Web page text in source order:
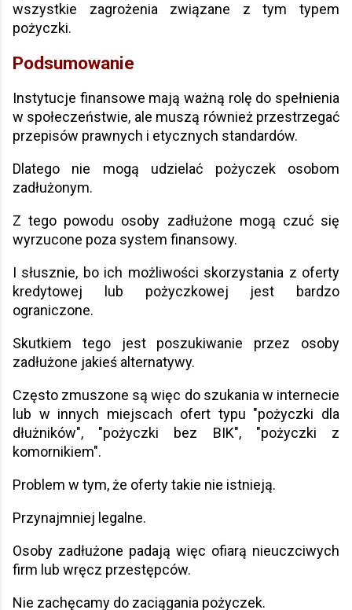
wszystkie zagrożenia związane z tym typem
pożyczki.
Podsumowanie
Instytucje finansowe mają ważną rolę do spełnienia
w społeczeństwie, ale muszą również przestrzegać
przepisów prawnych i etycznych standardów.
Dlatego nie mogą udzielać pożyczek osobom
zadłużonym.
Z tego powodu osoby zadłużone mogą czuć się
wyrzucone poza system finansowy.
I słusznie, bo ich możliwości skorzystania z oferty
kredytowej lub pożyczkowej jest bardzo
ograniczone.
Skutkiem tego jest poszukiwanie przez osoby
zadłużone jakieś alternatywy.
Często zmuszone są więc do szukania w internecie
lub w innych miejscach ofert typu "pożyczki dla
dłużników", "pożyczki bez BIK", "pożyczki z
komornikiem".
Problem w tym, że oferty takie nie istnieją.
Przynajmniej legalne.
Osoby zadłużone padają więc ofiarą nieuczciwych
firm lub wręcz przestępców.
Nie zachęcamy do zaciągania pożyczek.